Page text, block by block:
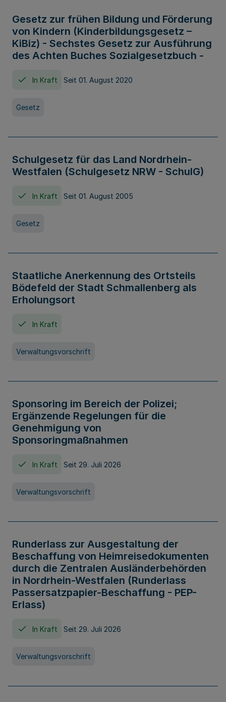
Gesetz zur frühen Bildung und Förderung
von Kindern (Kinderbildungsgesetz –
KiBiz) - Sechstes Gesetz zur Ausführung
des Achten Buches Sozialgesetzbuch -
In Kraft Seit 01. August 2020
Gesetz
Schulgesetz für das Land Nordrhein-
Westfalen (Schulgesetz NRW - SchulG)
In Kraft Seit 01. August 2005
Gesetz
Staatliche Anerkennung des Ortsteils
Bödefeld der Stadt Schmallenberg als
Erholungsort
In Kraft
Verwaltungsvorschrift
Sponsoring im Bereich der Polizei;
Ergänzende Regelungen für die
Genehmigung von
Sponsoringmaßnahmen
In Kraft Seit 29. Juli 2026
Verwaltungsvorschrift
Runderlass zur Ausgestaltung der
Beschaffung von Heimreisedokumenten
durch die Zentralen Ausländerbehörden
in Nordrhein-Westfalen (Runderlass
Passersatzpapier-Beschaffung - PEP-
Erlass)
In Kraft Seit 29. Juli 2026
Verwaltungsvorschrift